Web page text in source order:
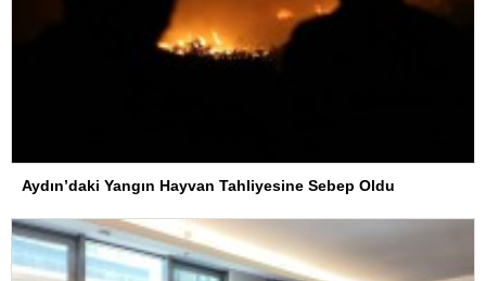
Aydın’daki Yangın Hayvan Tahliyesine Sebep Oldu